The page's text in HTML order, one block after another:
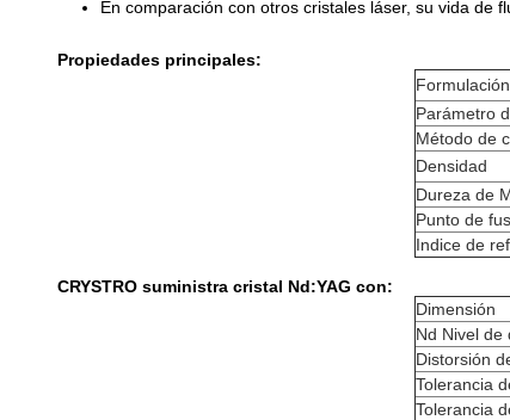
En comparación con otros cristales láser, su vida de
Propiedades principales:
Parámetro
Método de
Densidad
Dureza de
Punto de
Indice de
CRYSTRO suministra cristal Nd:YAG con:
Dimensión
Nd Nivel de
Distorsión
Tolerancia
Tolerancia